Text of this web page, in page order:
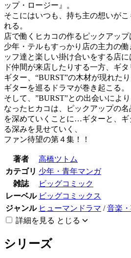
ップ・ロージー』。
そこにはいつも、持ち主の想いが
れる。
店で働くヒカコの作るピックアッ
少年・テルもすっかり店の主力の
ッフ達と楽しい掛け合いをする店
ド仲間が来店したりする一方、ギ
ギター、“BURST”の木材が現れた
ギターを巡るドラマが巻き起こる。
そして、”BURST”との出会いによ
なったヒカコは、ピックアップの名
を深めていくことに…ギターと、
る深みを見せていく、
ファン待望の第４集！！
著者
高橋ツトム
カテゴリ 少年・青年マンガ
雑誌
ビッグコミック
レーベル ビッグコミックス
ジャンル ヒューマンドラマ /音楽
詳細を見る とじる
シリーズ